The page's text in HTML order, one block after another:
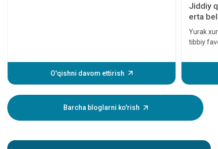
O'qishni davom ettirish
Jiddiy
erta
Yurak
tibbiy
hatto
Ushbu
shuning
Barcha bloglarni ko'rish